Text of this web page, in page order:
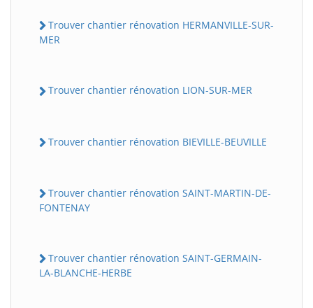
Trouver chantier rénovation HERMANVILLE-SUR-
MER
Trouver chantier rénovation LION-SUR-MER
Trouver chantier rénovation BIEVILLE-BEUVILLE
Trouver chantier rénovation SAINT-MARTIN-DE-
FONTENAY
Trouver chantier rénovation SAINT-GERMAIN-
LA-BLANCHE-HERBE